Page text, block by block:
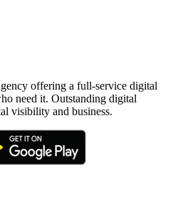
offering a full-service digital
need it. Outstanding digital
visibility and business.